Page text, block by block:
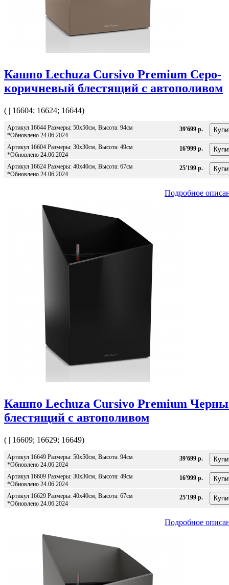
Кашпо Lechuza Cursivo Premium Серо-
коричневый блестящий с автополивом
( | 16604; 16624; 16644)
Артикул 16644 Размеры: 50x50см, Высота: 94см
*Обновлено 24.06.2024
39'699 р.
Артикул 16604 Размеры: 30x30см, Высота: 49см
*Обновлено 24.06.2024
16'999 р.
Артикул 16624 Размеры: 40x40см, Высота: 67см
*Обновлено 24.06.2024
25'199 р.
Подробное
Кашпо Lechuza Cursivo Premium
блестящий с автополивом
( | 16609; 16629; 16649)
Артикул 16649 Размеры: 50x50см, Высота: 94см
*Обновлено 24.06.2024
39'699 р.
Артикул 16609 Размеры: 30x30см, Высота: 49см
*Обновлено 24.06.2024
16'999 р.
Артикул 16629 Размеры: 40x40см, Высота: 67см
*Обновлено 24.06.2024
25'199 р.
Подробное